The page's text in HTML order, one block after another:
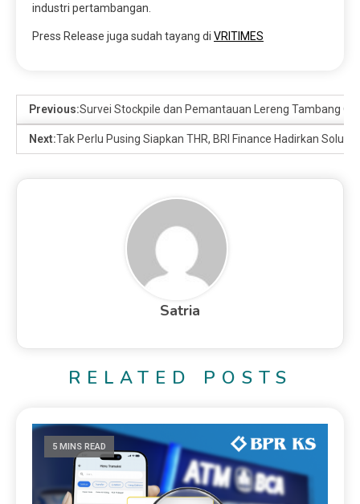
industri pertambangan.
Press Release juga sudah tayang di VRITIMES
Previous:Survei Stockpile dan Pemantauan Lereng Tambang
Next:Tak Perlu Pusing Siapkan THR, BRI Finance Hadirkan Solusi
Satria
RELATED POSTS
5 MINS READ